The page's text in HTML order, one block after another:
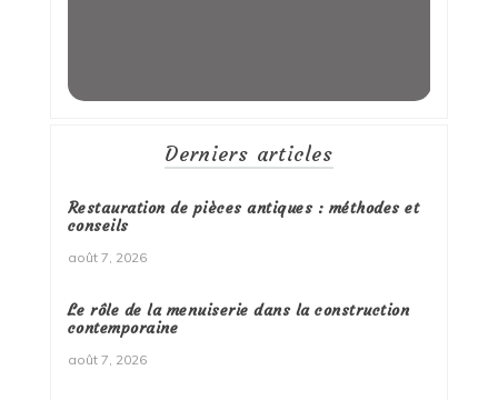
Derniers articles
Restauration de pièces antiques : méthodes et
conseils
août 7, 2026
Le rôle de la menuiserie dans la construction
contemporaine
août 7, 2026